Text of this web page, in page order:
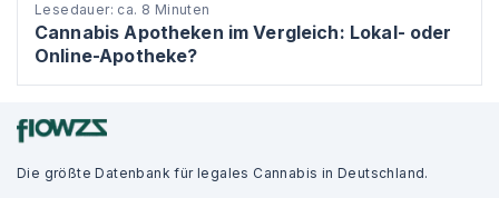
Lesedauer: ca. 8 Minuten
Cannabis Apotheken im Vergleich: Lokal- oder
Online-Apotheke?
Die größte Datenbank für legales Cannabis in Deutschland.